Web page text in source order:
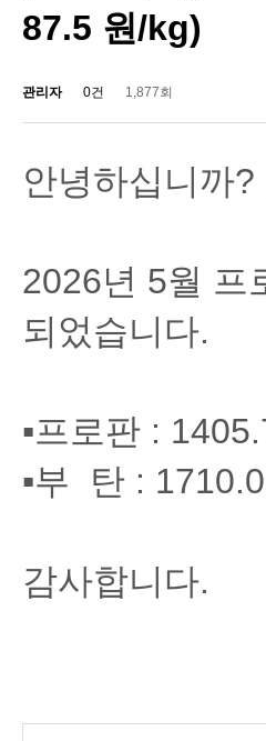
87.5 원/kg)
관리자 0건 1,877회
안녕하십니까
2026년 5월 프
되었습니다.
▪프로판 :
▪부 탄 :
감사합니다.